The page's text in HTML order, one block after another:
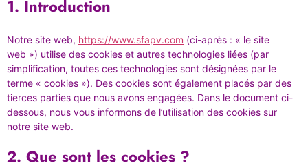
1. Introduction
Notre site web, https://www.sfapv.com (ci-après : « le site
web ») utilise des cookies et autres technologies liées (par
simplification, toutes ces technologies sont désignées par le
terme « cookies »). Des cookies sont également placés par des
tierces parties que nous avons engagées. Dans le document ci-
dessous, nous vous informons de l’utilisation des cookies sur
notre site web.
2. Que sont les cookies ?